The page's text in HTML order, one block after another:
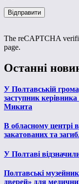
The reCAPTCHA
page.
Останні
У Полтавській
заступник
Микита
В обласному центрі
закатованих та
У Полтаві
Полтавські
дверей» для